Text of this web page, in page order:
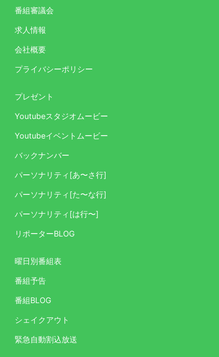
番組審議会
求人情報
会社概要
プライバシーポリシー
プレゼント
Youtubeスタジオムービー
Youtubeイベントムービー
バックナンバー
パーソナリティ[あ〜さ行]
パーソナリティ[た〜な行]
パーソナリティ[は行〜]
リポーターBLOG
曜日別番組表
番組予告
番組BLOG
シェイクアウト
緊急自動割込放送